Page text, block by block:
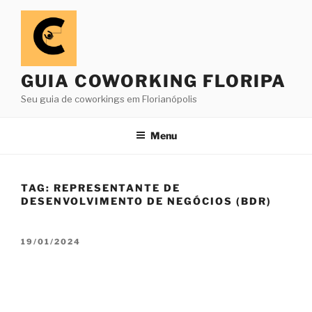
Pular
conteúdo
GUIA COWORKING FLORIPA
Seu guia de coworkings em Florianópolis
Menu
TAG: REPRESENTANTE DE
DESENVOLVIMENTO DE NEGÓCIOS (BDR)
PUBLICADO
19/01/2024